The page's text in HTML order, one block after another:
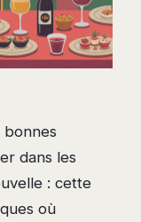
bonnes
dans les
: cette
où